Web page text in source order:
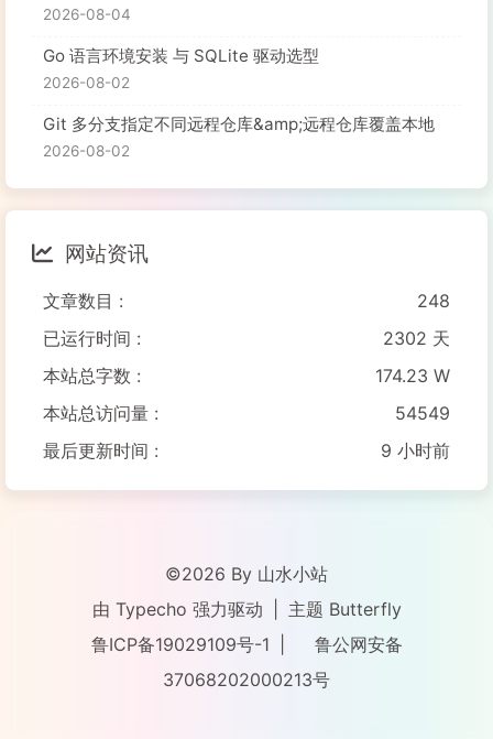
2026-08-04
Go 语言环境安装 与 SQLite 驱动选型
2026-08-02
Git 多分支指定不同远程仓库&amp;远程仓库覆盖本地
2026-08-02
网站资讯
文章数目 :
248
已运行时间 :
2302 天
本站总字数 :
174.23 W
本站总访问量 :
54549
最后更新时间 :
9 小时前
©2026 By 山水小站
由 Typecho 强力驱动 主题 Butterfly
鲁ICP备19029109号-1
鲁公网安备
37068202000213号